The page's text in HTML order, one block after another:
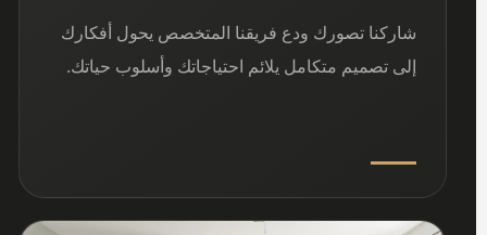
شاركنا تصورك ودع فريقنا المتخصص يحول أفكارك
إلى تصميم متكامل يلائم احتياجاتك وأسلوب حياتك.